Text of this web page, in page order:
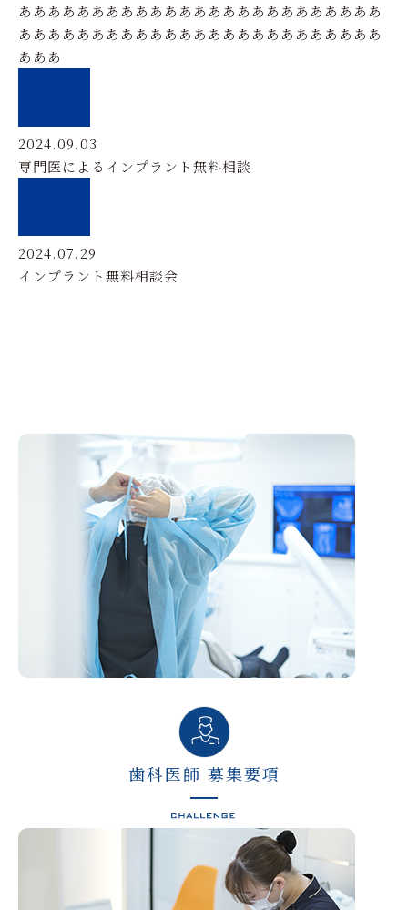
あああああああああああああああああああああああああ
あああああああああああああああああああああああああ
あああ
2024.09.03
専門医によるインプラント無料相談
2024.07.29
インプラント無料相談会
歯科医師 募集要項